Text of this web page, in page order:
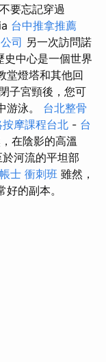
要忘記穿過
台中推拿推薦
司 另一次訪問諾
中心是一個世界
堂燈塔和其他回
子宮頸後，您可
游泳。 台北整骨
按摩課程台北 - 台
在陰影的高溫
於河流的平坦部
士 衝刺班 雖然，
的副本。